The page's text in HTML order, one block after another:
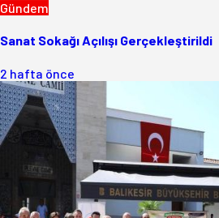
Gündem
Sanat Sokağı Açılışı Gerçekleştirildi
2 hafta önce